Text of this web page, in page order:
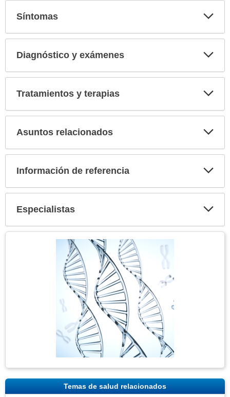
Síntomas
Diagnóstico y exámenes
Tratamientos y terapias
Asuntos relacionados
Información de referencia
Especialistas
Temas de salud relacionados